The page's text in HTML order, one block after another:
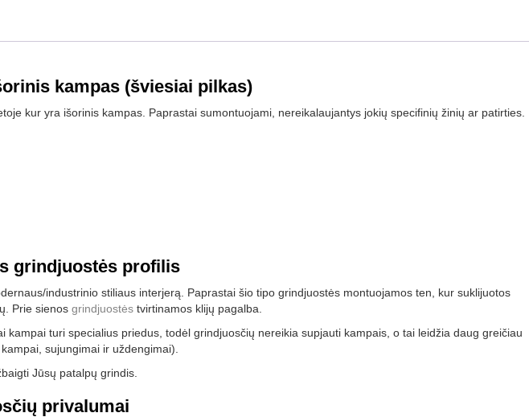
kampas (šviesiai pilkas)
kur yra išorinis kampas. Paprastai sumontuojami, nereikalaujantys jokių specifinių žinių ar patirties.
grindjuostės profilis
industrinio stiliaus interjerą. Paprastai šio tipo grindjuostės montuojamos ten, kur suklijuotos
Prie sienos grindjuostės tvirtinamos klijų pagalba.
turi specialius priedus, todėl grindjuosčių nereikia supjauti kampais, o tai leidžia daug greičiau
sujungimai ir uždengimai).
Jūsų patalpų grindis.
privalumai